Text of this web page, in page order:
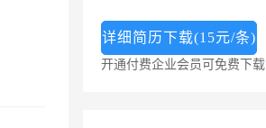
详细简历下载(15元/条)
开通付费企业会员可免费下载